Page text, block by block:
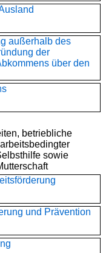
außerhalb des
der
über den
betriebliche
sowie
und Prävention